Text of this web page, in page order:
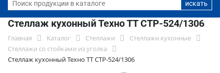
Стеллаж кухонный Техно ТТ СТР-524/1306
Главная Каталог Стеллажи
Стеллажи кухонные
Стеллажи со стойками из уголка
Стеллаж кухонный Техно ТТ СТР-524/1306